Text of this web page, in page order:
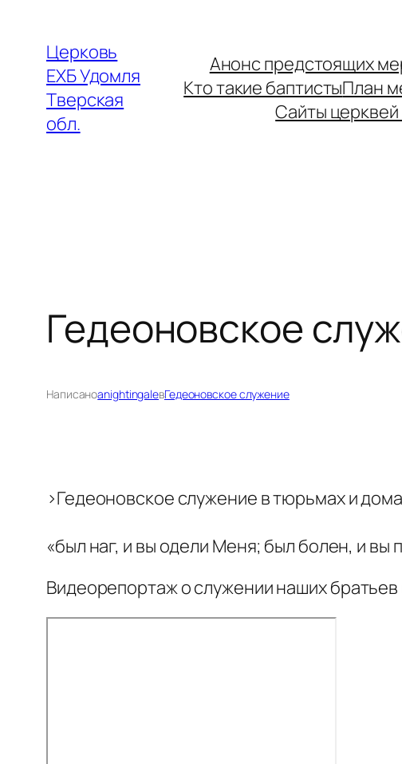
содержимому
Церковь
ЕХБ Удомля
Тверская
обл.
Анонс предстоящих
Кто такие баптистыПлан
Сайты
Гедеоновское
НаписаноanightingaleвГедеоновское служение
>Гедеоновское служение в тюрьмах и
«был наг, и вы одели Меня; был болен, и
Видеорепортаж о служении наших братьев